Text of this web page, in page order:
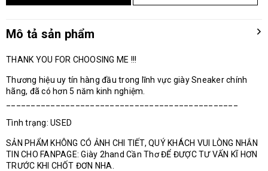
Mô tả sản phẩm
THANK YOU FOR CHOOSING ME !!!
Thương hiệu uy tín hàng đầu trong lĩnh vực giày Sneaker chính
hãng, đã có hơn 5 năm kinh nghiệm.
Tình trạng: USED
SẢN PHẨM KHÔNG CÓ ẢNH CHI TIẾT, QUÝ KHÁCH VUI LÒNG NHẮN
TIN CHO FANPAGE: Giày 2hand Cần Thơ ĐỂ ĐƯỢC TƯ VẤN KĨ HƠN
TRƯỚC KHI CHỐT ĐƠN NHA.